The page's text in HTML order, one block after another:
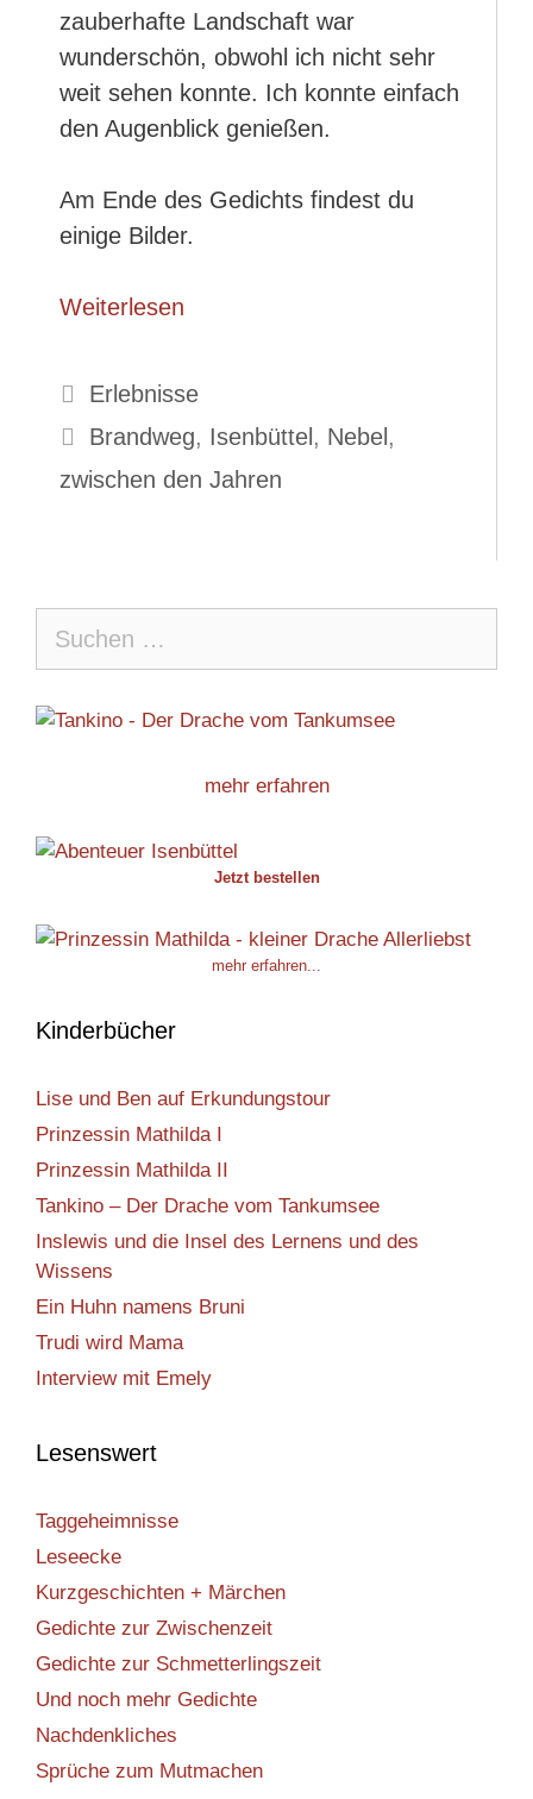
zauberhafte Landschaft war
wunderschön, obwohl ich nicht sehr
weit sehen konnte. Ich konnte einfach
den Augenblick genießen.
Am Ende des Gedichts findest du
einige Bilder.
Weiterlesen
Kategorien
Erlebnisse
Schlagwörter
Brandweg, Isenbüttel , Nebel ,
zwischen den Jahren
nach:
mehr erfahren
Jetzt bestellen
mehr erfahren...
Kinderbücher
Lise und Ben auf Erkundungstour
Prinzessin Mathilda I
Prinzessin Mathilda II
Tankino – Der Drache vom Tankumsee
Inslewis und die Insel des Lernens und des
Wissens
Ein Huhn namens Bruni
Trudi wird Mama
Interview mit Emely
Lesenswert
Taggeheimnisse
Leseecke
Kurzgeschichten + Märchen
Gedichte zur Zwischenzeit
Gedichte zur Schmetterlingszeit
Und noch mehr Gedichte
Nachdenkliches
Sprüche zum Mutmachen